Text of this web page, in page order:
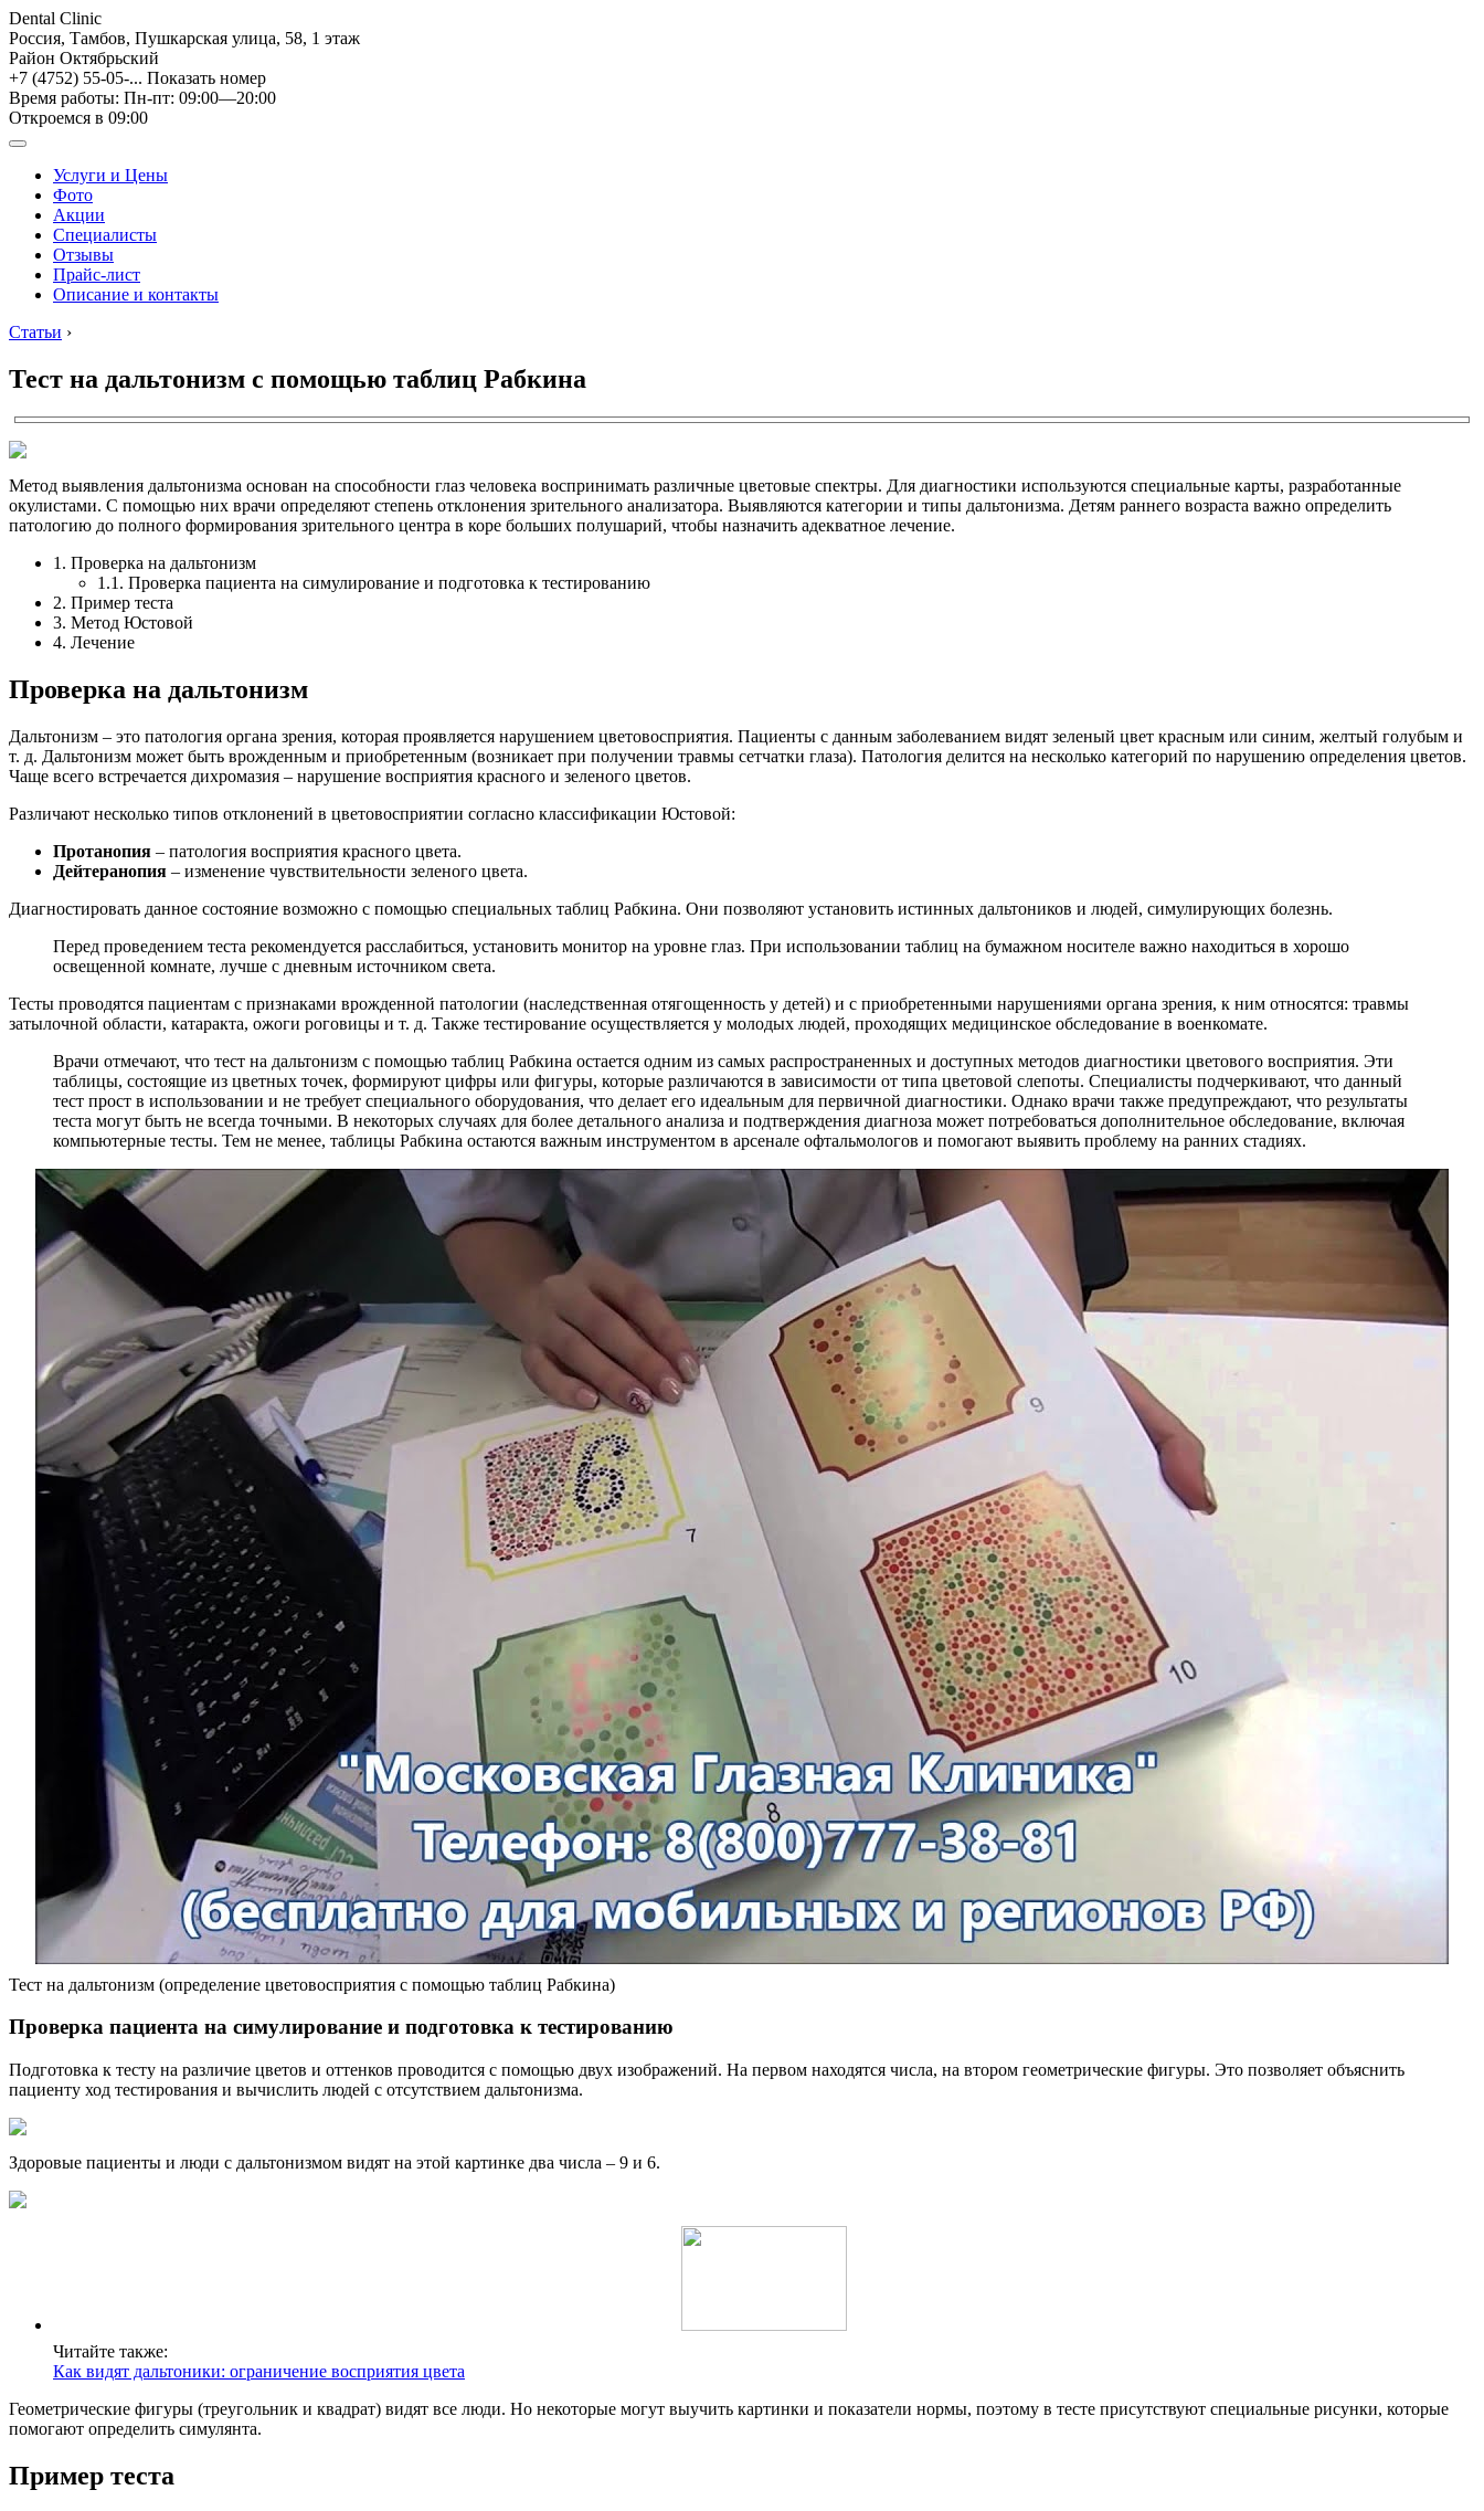
Dental Clinic
Россия, Тамбов, Пушкарская улица, 58, 1 этаж
Район Октябрьский
+7 (4752) 55-05-... Показать номер
Время работы: Пн-пт: 09:00—20:00
Откроемся в 09:00
Услуги и Цены
Фото
Акции
Специалисты
Отзывы
Прайс-лист
Описание и контакты
Статьи ›
Тест на дальтонизм с помощью таблиц Рабкина
Метод выявления дальтонизма основан на способности глаз человека воспринимать различные цветовые спектры. Для диагностики используются специальные карты, разработанные
окулистами. С помощью них врачи определяют степень отклонения зрительного анализатора. Выявляются категории и типы дальтонизма. Детям раннего возраста важно определить
патологию до полного формирования зрительного центра в коре больших полушарий, чтобы назначить адекватное лечение.
1. Проверка на дальтонизм
1.1. Проверка пациента на симулирование и подготовка к тестированию
2. Пример теста
3. Метод Юстовой
4. Лечение
Проверка на дальтонизм
Дальтонизм – это патология органа зрения, которая проявляется нарушением цветовосприятия. Пациенты с данным заболеванием видят зеленый цвет красным или синим, желтый голубым и
т. д. Дальтонизм может быть врожденным и приобретенным (возникает при получении травмы сетчатки глаза). Патология делится на несколько категорий по нарушению определения цветов.
Чаще всего встречается дихромазия – нарушение восприятия красного и зеленого цветов.
Различают несколько типов отклонений в цветовосприятии согласно классификации Юстовой:
Протанопия – патология восприятия красного цвета.
Дейтеранопия – изменение чувствительности зеленого цвета.
Диагностировать данное состояние возможно с помощью специальных таблиц Рабкина. Они позволяют установить истинных дальтоников и людей, симулирующих болезнь.
Перед проведением теста рекомендуется расслабиться, установить монитор на уровне глаз. При использовании таблиц на бумажном носителе важно находиться в хорошо
освещенной комнате, лучше с дневным источником света.
Тесты проводятся пациентам с признаками врожденной патологии (наследственная отягощенность у детей) и с приобретенными нарушениями органа зрения, к ним относятся: травмы
затылочной области, катаракта, ожоги роговицы и т. д. Также тестирование осуществляется у молодых людей, проходящих медицинское обследование в военкомате.
Врачи отмечают, что тест на дальтонизм с помощью таблиц Рабкина остается одним из самых распространенных и доступных методов диагностики цветового восприятия. Эти
таблицы, состоящие из цветных точек, формируют цифры или фигуры, которые различаются в зависимости от типа цветовой слепоты. Специалисты подчеркивают, что данный
тест прост в использовании и не требует специального оборудования, что делает его идеальным для первичной диагностики. Однако врачи также предупреждают, что результаты
теста могут быть не всегда точными. В некоторых случаях для более детального анализа и подтверждения диагноза может потребоваться дополнительное обследование, включая
компьютерные тесты. Тем не менее, таблицы Рабкина остаются важным инструментом в арсенале офтальмологов и помогают выявить проблему на ранних стадиях.
Тест на дальтонизм (определение цветовосприятия с помощью таблиц Рабкина)
Проверка пациента на симулирование и подготовка к тестированию
Подготовка к тесту на различие цветов и оттенков проводится с помощью двух изображений. На первом находятся числа, на втором геометрические фигуры. Это позволяет объяснить
пациенту ход тестирования и вычислить людей с отсутствием дальтонизма.
Здоровые пациенты и люди с дальтонизмом видят на этой картинке два числа – 9 и 6.
Читайте также:
Как видят дальтоники: ограничение восприятия цвета
Геометрические фигуры (треугольник и квадрат) видят все люди. Но некоторые могут выучить картинки и показатели нормы, поэтому в тесте присутствуют специальные рисунки, которые
помогают определить симулянта.
Пример теста